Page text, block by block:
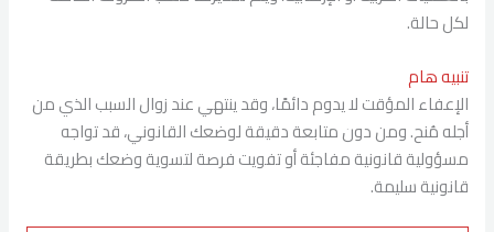
لكل حالة.
تنبيه هام
الإعفاء المؤقت لا يدوم دائمًا، وقد ينتهي عند زوال السبب الذي من
أجله مُنح. ومن دون متابعة دقيقة لوضعك القانوني، قد تواجه
مسؤولية قانونية مفاجئة أو تفويت فرصة لتسوية وضعك بطريقة
قانونية سليمة.